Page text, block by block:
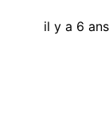
il y a 6 ans